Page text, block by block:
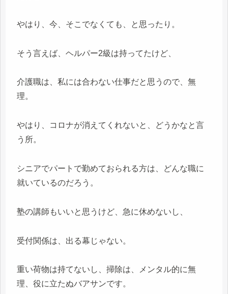
やはり、今、そこでなくても、と思ったり。
そう言えば、ヘルパー2級は持ってたけど、
介護職は、私には合わない仕事だと思うので、無
理。
やはり、コロナが消えてくれないと、どうかなと言
う所。
シニアでパートで勤めておられる方は、どんな職に
就いているのだろう。
塾の講師もいいと思うけど、急に休めないし、
受付関係は、出る幕じゃない。
重い荷物は持てないし、掃除は、メンタル的に無
理、役に立たぬバアサンです。